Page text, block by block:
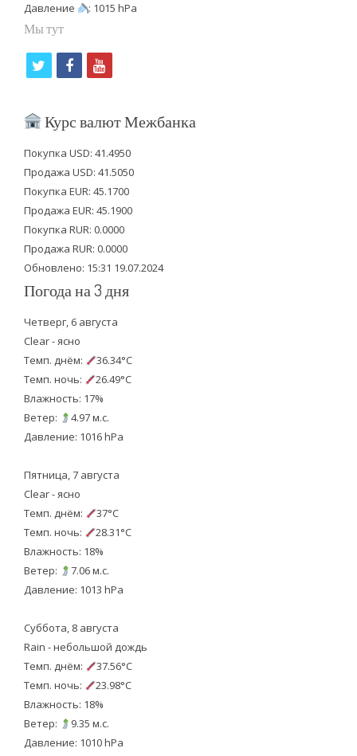
Давление
: 1015 hPa
Мы тут
i
t
e
r
f
c
b
o
o
k
y
u
u
b
e
Курс валют Межбанка
Покупка USD: 41.4950
Продажа USD: 41.5050
Покупка EUR: 45.1700
Продажа EUR: 45.1900
Покупка RUR: 0.0000
Продажа RUR: 0.0000
Обновлено: 15:31 19.07.2024
Погода на 3 дня
Четверг, 6 августа
Clear - ясно
Темп. днём:
36.34°C
Темп. ночь:
26.49°C
Влажность: 17%
Ветер:
4.97 м.с.
Давление: 1016 hPa
Пятница, 7 августа
Clear - ясно
Темп. днём:
37°C
Темп. ночь:
28.31°C
Влажность: 18%
Ветер:
7.06 м.с.
Давление: 1013 hPa
Суббота, 8 августа
Rain - небольшой дождь
Темп. днём:
37.56°C
Темп. ночь:
23.98°C
Влажность: 18%
Ветер:
9.35 м.с.
Давление: 1010 hPa